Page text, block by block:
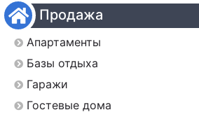
Продажа
Апартаменты
Базы отдыха
Гаражи
Гостевые дома